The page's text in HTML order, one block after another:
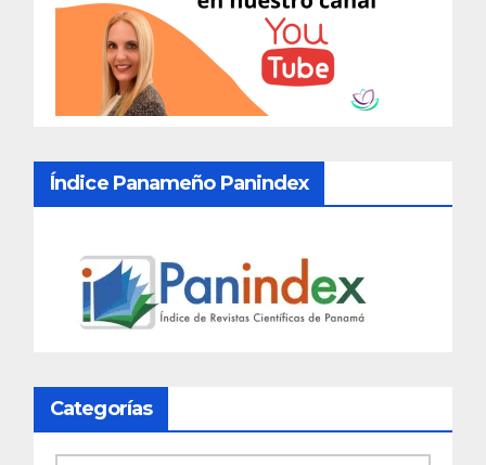
Índice Panameño Panindex
Categorías